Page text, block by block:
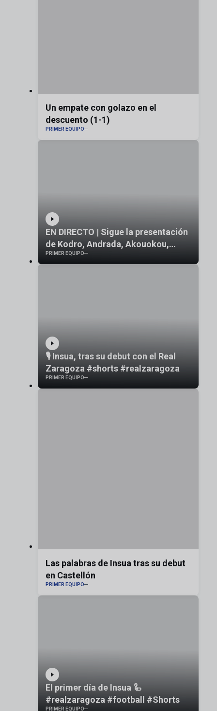
Un empate con golazo en el
descuento (1-1)
PRIMER EQUIPO
EN DIRECTO | Sigue la presentación
de Kodro, Andrada, Akouokou,
Insua y Aguirregabiria
PRIMER EQUIPO
🎙️ Insua, tras su debut con el Real
Zaragoza #shorts #realzaragoza
PRIMER EQUIPO
Las palabras de Insua tras su debut
en Castellón
PRIMER EQUIPO
El primer día de Insua 🦾
#realzaragoza #football #Shorts
PRIMER EQUIPO